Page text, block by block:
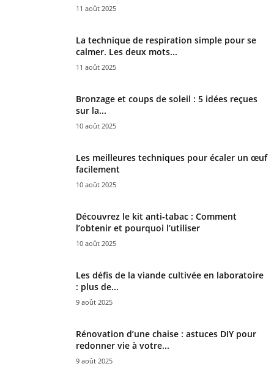
11 août 2025
La technique de respiration simple pour se
calmer. Les deux mots...
11 août 2025
Bronzage et coups de soleil : 5 idées reçues
sur la...
10 août 2025
Les meilleures techniques pour écaler un œuf
facilement
10 août 2025
Découvrez le kit anti-tabac : Comment
l’obtenir et pourquoi l’utiliser
10 août 2025
Les défis de la viande cultivée en laboratoire
: plus de...
9 août 2025
Rénovation d’une chaise : astuces DIY pour
redonner vie à votre...
9 août 2025